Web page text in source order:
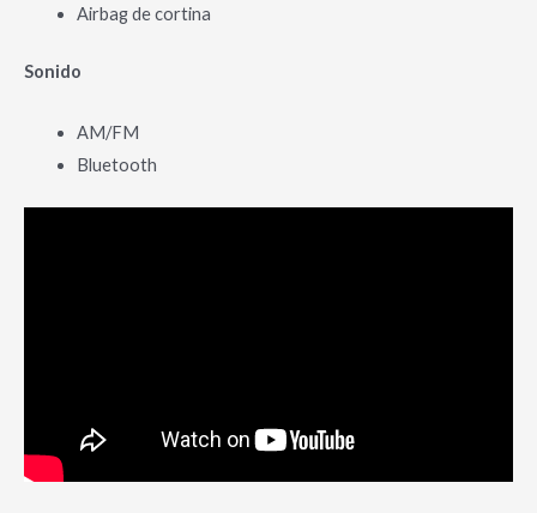
Airbag de cortina
Sonido
AM/FM
Bluetooth